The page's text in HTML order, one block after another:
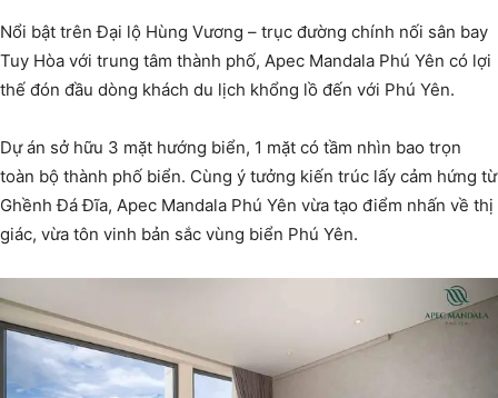
Nổi bật trên Đại lộ Hùng Vương – trục đường chính nối sân bay
Tuy Hòa với trung tâm thành phố, Apec Mandala Phú Yên có lợi
thế đón đầu dòng khách du lịch khổng lồ đến với Phú Yên.
Dự án sở hữu 3 mặt hướng biển, 1 mặt có tầm nhìn bao trọn
toàn bộ thành phố biển. Cùng ý tưởng kiến trúc lấy cảm hứng từ
Ghềnh Đá Đĩa, Apec Mandala Phú Yên vừa tạo điểm nhấn về thị
giác, vừa tôn vinh bản sắc vùng biển Phú Yên.